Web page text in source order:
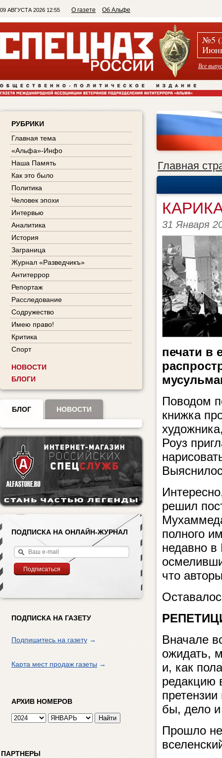
09 АВГУСТА 2026 12:55 О газете Об Альфе
№5
Все
РУБРИКИ
Главная тема
«Альфа»-Инфо
Наша Память
Как это было
Политика
Человек эпохи
Интервью
Аналитика
История
Заграница
Журнал «Разведчикъ»
Антитеррор
Репортаж
Расследование
Содружество
Имею право!
Критика
Спорт
НОВОСТИ
БЛОГИ
БЛОГ НОВОСТИ
ПОДПИСКА НА ОНЛАЙН-ЖУРНАЛ
ПОДПИСКА НА ГАЗЕТУ
Подпишитесь на газету→
Карта мест продаж газеты→
АРХИВ НОМЕРОВ
ПАРТНЕРЫ
Главная
31 Января
печати в
Поводом
книжка
Роуз
решил
полного
недавно в
что
Вначале
ожидать,
и, как
редакцию
бы, дело и
Прошло